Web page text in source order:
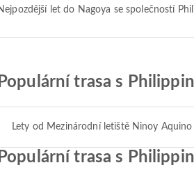
Nejpozdější let do Nagoya se společností
Populární trasa s
Lety od Mezinárodní letiště Ninoy
Populární trasa s